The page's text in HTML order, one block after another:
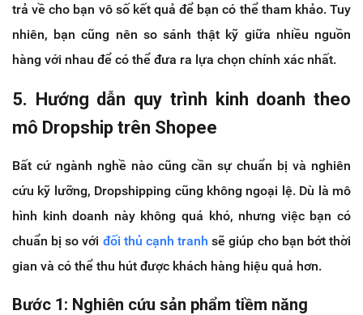
trả về cho bạn vô số kết quả để bạn có thể tham khảo. Tuy
nhiên, bạn cũng nên so sánh thật kỹ giữa nhiều nguồn
hàng với nhau để có thể đưa ra lựa chọn chính xác nhất.
5. Hướng dẫn quy trình kinh doanh theo
mô Dropship trên Shopee
Bất cứ ngành nghề nào cũng cần sự chuẩn bị và nghiên
cứu kỹ lưỡng, Dropshipping cũng không ngoại lệ. Dù là mô
hình kinh doanh này không quá khó, nhưng việc bạn có
chuẩn bị so với đối thủ cạnh tranh sẽ giúp cho bạn bớt thời
gian và có thể thu hút được khách hàng hiệu quả hơn.
Bước 1: Nghiên cứu sản phẩm tiềm năng